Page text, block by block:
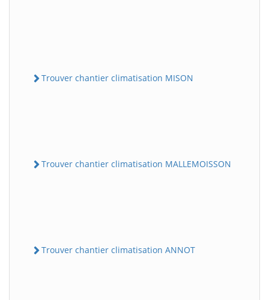
Trouver chantier climatisation MISON
Trouver chantier climatisation MALLEMOISSON
Trouver chantier climatisation ANNOT